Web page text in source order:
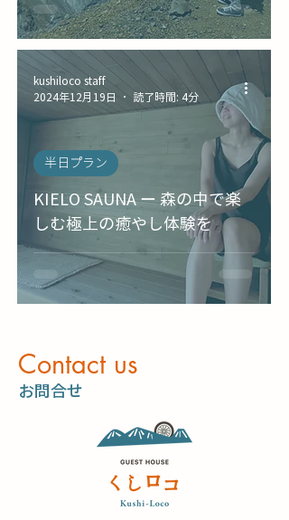
KIELO SAUNA ー 森の中で楽
しむ極上の癒やし体験を
半日プラン
kushiloco staff
2024年12月19日
読了時間: 4分
​Contact us
​お問合せ